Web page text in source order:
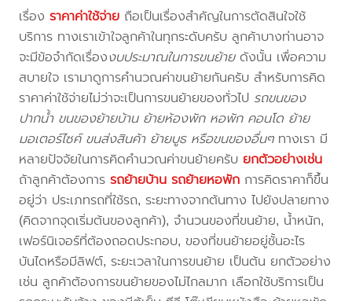
เรื่องราคาค่าใช้จ่าย ถือเป็นเรื่องสำคัญในการตัดสินใจใช้
บริการ ทางเราเข้าใจลูกค้าในทุกระดับครับ ลูกค้าบางท่านอาจ
จะมีข้อจำกัดเรื่องงบประมาณในการขนย้ายดังนั้น เพื่อความ
สบายใจ เรามาดูการคำนวณค่าขนย้ายกันครับ สำหรับการคิด
ราคาค่าใช้จ่ายไม่ว่าจะเป็นการขนย้ายของทั่วไป รถขนของ
ปากน้ำ ขนของย้ายบ้าน ย้ายห้องพัก หอพัก คอนโด ย้าย
มอเตอร์ไซค์ ขนส่งสินค้า ย้ายบูธ หรือขนของอื่นๆทางเรา มี
หลายปัจจัยในการคิดคำนวณค่าขนย้ายครับยกตัวอย่างเช่น
ถ้าลูกค้าต้องการรถย้ายบ้าน รถย้ายหอพัก การคิดราคาก็ขึ้น
อยู่ว่า ประเภทรถที่ใช้รถ, ระยะทางจากต้นทาง ไปยังปลายทาง
(คิดจากจุดเริ่มต้นของลูกค้า), จำนวนของที่ขนย้าย, น้ำหนัก,
เฟอร์นิเจอร์ที่ต้องถอดประกอบ, ของที่ขนย้ายอยู่ชั้นอะไร
บันไดหรือมีลิฟต์, ระยะเวลาในการขนย้าย เป็นต้น ยกตัวอย่าง
เช่น ลูกค้าต้องการขนย้ายของไม่ไกลมาก เลือกใช้บริการเป็น